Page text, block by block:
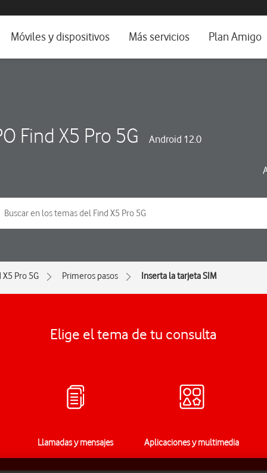
e idioma
Móviles y dispositivos Más servicios Plan Amigo
Find X5 Pro 5G Android 12.0
X5 Pro 5G Primeros pasos Inserta la tarjeta SIM
Elige el tema de tu consulta
Llamadas y mensajes Aplicaciones y multimedia